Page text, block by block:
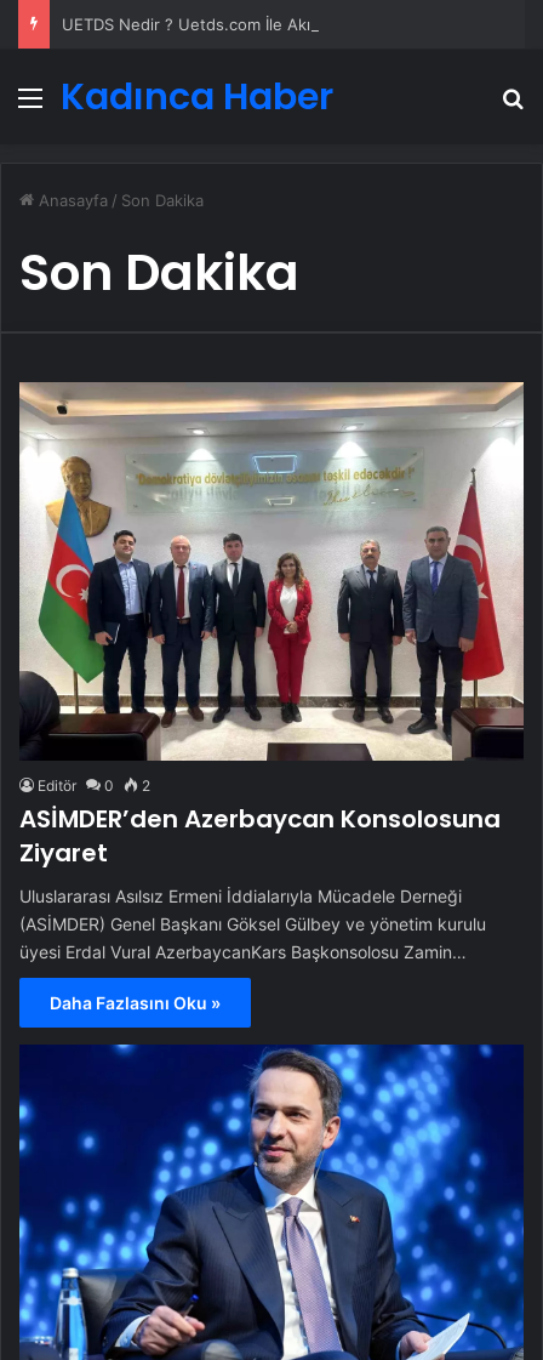
Menü
Kadınca Haber
Anasayfa / Son Dakika
Son Dakika
Editör 0 2
ASİMDER’den Azerbaycan Konsolosuna
Ziyaret
Uluslararası Asılsız Ermeni İddialarıyla Mücadele Derneği
(ASİMDER) Genel Başkanı Göksel Gülbey ve yönetim kurulu
üyesi Erdal Vural AzerbaycanKars Başkonsolosu Zamin…
Daha Fazlasını Oku »